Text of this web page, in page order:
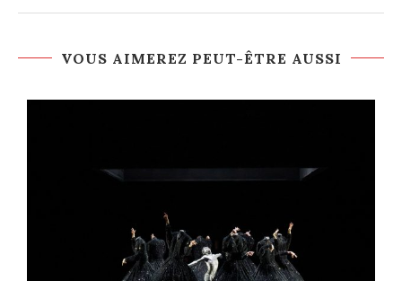
VOUS AIMEREZ PEUT-ÊTRE AUSSI